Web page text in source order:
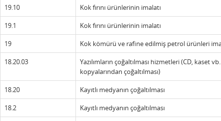
19.10 Kok fırını ürünlerinin imalatı
19.1 Kok fırını ürünlerinin imalatı
19 Kok kömürü ve rafine edilmiş petrol ürünleri
18.20.03
Yazılımların çoğaltılması hizmetleri (CD, kaset
kopyalarından çoğaltılması)
18.20 Kayıtlı medyanın çoğaltılması
18.2 Kayıtlı medyanın çoğaltılması